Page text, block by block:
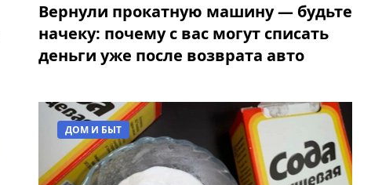
Вернули прокатную машину — будьте
начеку: почему с вас могут списать
деньги уже после возврата авто
ДОМ И БЫТ